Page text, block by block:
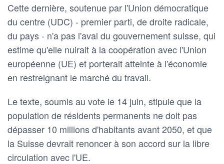
Cette dernière, soutenue par l'Union démocratique
du centre (UDC) - premier parti, de droite radicale,
du pays - n'a pas l'aval du gouvernement suisse, qui
estime qu'elle nuirait à la coopération avec l'Union
européenne (UE) et porterait atteinte à l'économie
en restreignant le marché du travail.
Le texte, soumis au vote le 14 juin, stipule que la
population de résidents permanents ne doit pas
dépasser 10 millions d'habitants avant 2050, et que
la Suisse devrait renoncer à son accord sur la libre
circulation avec l'UE.